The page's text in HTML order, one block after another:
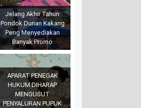
Jelang Akhir Tahun
Pondok Durian Kakang
Peng Menyediakan
Banyak Promo
APARAT PENEGAK
HUKUM DIHARAP
MENGUSUT
PENYALURAN PUPUK